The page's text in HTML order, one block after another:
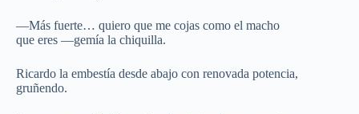
—Más fuerte… quiero que me cojas como el macho
que eres —gemía la chiquilla.
Ricardo la embestía desde abajo con renovada potencia,
gruñendo.